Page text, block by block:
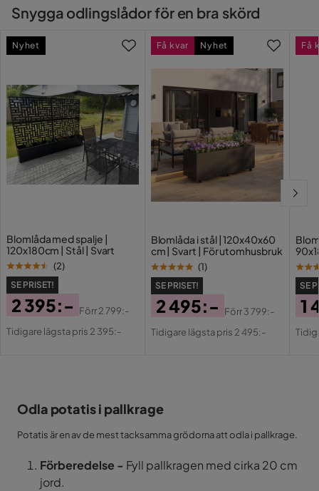
Snygga odlingslådor för en bra skörd
Blomlåda med spalje |
120x180cm | Stål | Svart
(2)
SE PRISET!
Pris
2 395:-
Original
Förr2 799:-
Tidigare lägsta pris 2 395:-
Nyhet
Blomlåda i stål | 120x40x60
cm | Svart | För utomhusbruk
(1)
SE PRISET!
Pris
2 495:-
Original
Förr3 799:-
Tidigare lägsta pris 2 495:-
Få kvar Nyhet
SE
1
Få
Odla potatis i pallkrage
Potatis är en av de mest tacksamma grödorna att odla i pallkrage.
Förberedelse - Fyll pallkragen med cirka 20 cm
jord.